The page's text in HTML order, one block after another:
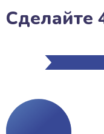
Сделайте